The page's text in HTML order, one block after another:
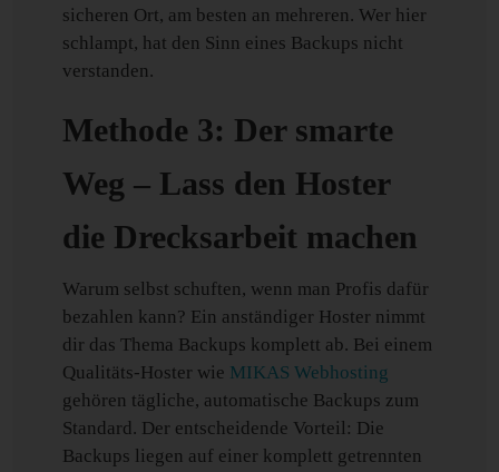
sicheren Ort, am besten an mehreren. Wer hier
schlampt, hat den Sinn eines Backups nicht
verstanden.
Methode 3: Der smarte
Weg – Lass den Hoster
die Drecksarbeit machen
Warum selbst schuften, wenn man Profis dafür
bezahlen kann? Ein anständiger Hoster nimmt
dir das Thema Backups komplett ab. Bei einem
Qualitäts-Hoster wie MIKAS Webhosting
gehören tägliche, automatische Backups zum
Standard. Der entscheidende Vorteil: Die
Backups liegen auf einer komplett getrennten